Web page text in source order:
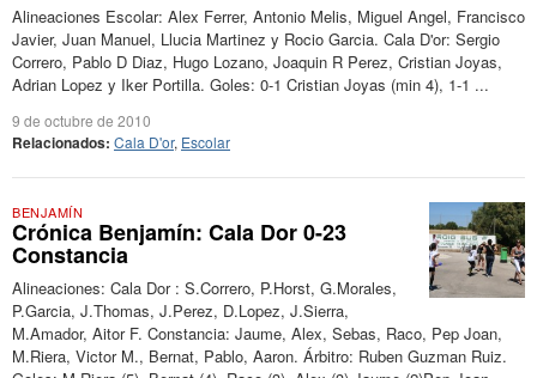
Alineaciones Escolar: Alex Ferrer, Antonio Melis, Miguel Angel, Francisco
Javier, Juan Manuel, Llucia Martinez y Rocio Garcia. Cala D'or: Sergio
Correro, Pablo D Diaz, Hugo Lozano, Joaquin R Perez, Cristian Joyas,
Adrian Lopez y Iker Portilla. Goles: 0-1 Cristian Joyas (min 4), 1-1 ...
9 de octubre de 2010
Relacionados: Cala D'or, Escolar
BENJAMÍN
Crónica Benjamín: Cala Dor 0-23
Constancia
Alineaciones: Cala Dor : S.Correro, P.Horst, G.Morales,
P.Garcia, J.Thomas, J.Perez, D.Lopez, J.Sierra,
M.Amador, Aitor F. Constancia: Jaume, Alex, Sebas, Raco, Pep Joan,
M.Riera, Victor M., Bernat, Pablo, Aaron. Árbitro: Ruben Guzman Ruiz.